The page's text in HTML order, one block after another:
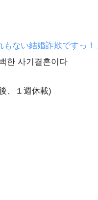
もない結婚詐欺ですっ！
한 사기결혼이다
、１週休載)